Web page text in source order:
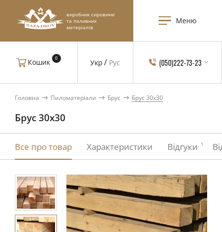
виробник сировини
та паливних
матеріалів
Меню
Укр Рус
Кошик 0 (050)222-73-23
Головна Пиломатеріали Брус Брус 30x30
Брус 30x30
Все про товар Характеристики Відгуки 1